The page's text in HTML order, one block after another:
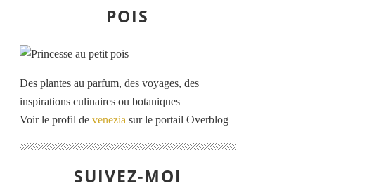
POIS
Des plantes au parfum, des voyages, des
inspirations culinaires ou botaniques
Voir le profil de venezia sur le portail Overblog
SUIVEZ-MOI